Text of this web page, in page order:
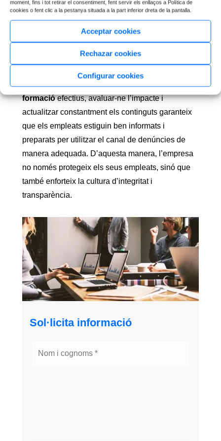
moment, fins i tot retirar el consentiment, fent servir els enllaços a Política de
cookies o fent clic a la pestanya situada a la part inferior dreta de la pantalla.
Acceptar cookies
Rechazar cookies
Configurar cookies
periòdiques per mantenir els empleats
actualitzats i recordar-los la importància del
canal de denúncies.
empleatsen l’ús del
de treball ètic i segur. Implementarprogrames de
formacióefectius, avaluar-ne l’impacte i
actualitzar constantment els continguts garanteix
que els empleats estiguin ben informats i
preparats per utilitzar el canal de denúncies de
manera adequada. D’aquesta manera, l’empresa
no només protegeix els seus empleats, sinó que
també enforteix la cultura d’integritat i
transparència.
Sol·licita informació